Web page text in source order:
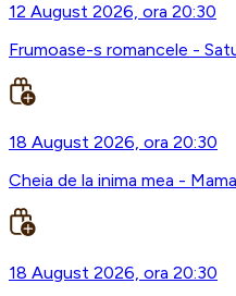
12 August 2026, ora 20:30
Frumoase-s romancele -
18 August 2026, ora 20:30
Cheia de la inima mea -
18 August 2026, ora 20:30